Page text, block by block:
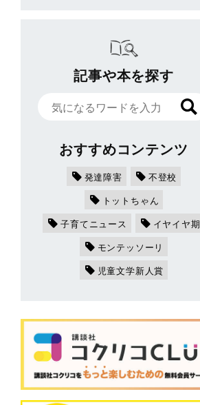
記事や本を探す
おすすめコンテンツ
発達障害
不登校
トットちゃん
子育てニュース
イヤイヤ期
モンテッソーリ
児童文学新人賞